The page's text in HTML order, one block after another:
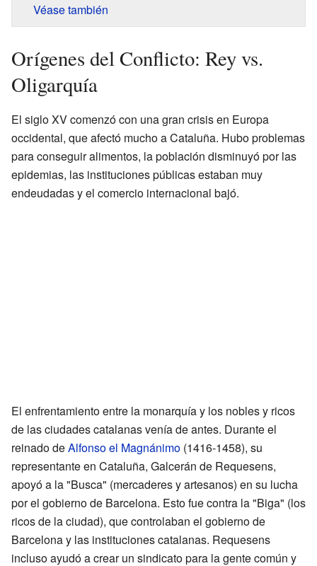
Véase también
Orígenes del Conflicto: Rey vs.
Oligarquía
El siglo XV comenzó con una gran crisis en Europa
occidental, que afectó mucho a Cataluña. Hubo problemas
para conseguir alimentos, la población disminuyó por las
epidemias, las instituciones públicas estaban muy
endeudadas y el comercio internacional bajó.
El enfrentamiento entre la monarquía y los nobles y ricos
de las ciudades catalanas venía de antes. Durante el
reinado deAlfonso el Magnánimo (1416-1458), su
representante en Cataluña, Galcerán de Requesens,
apoyó a la "Busca" (mercaderes y artesanos) en su lucha
por el gobierno de Barcelona. Esto fue contra la "Biga" (los
ricos de la ciudad), que controlaban el gobierno de
Barcelona y las instituciones catalanas. Requesens
incluso ayudó a crear un sindicato para la gente común y